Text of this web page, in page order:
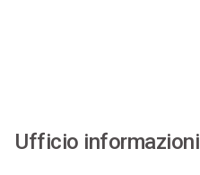
Ufficio informazioni